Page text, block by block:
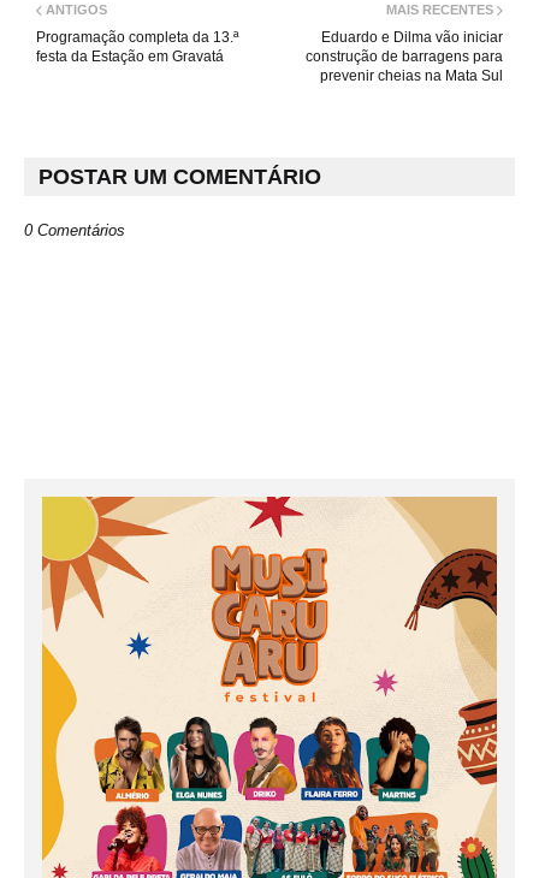
MAIS RECENTES
Eduardo e Dilma vão iniciar
construção de barragens para
prevenir cheias na Mata Sul
ANTIGOS
Programação completa da 13.ª
festa da Estação em Gravatá
POSTAR UM COMENTÁRIO
0 Comentários